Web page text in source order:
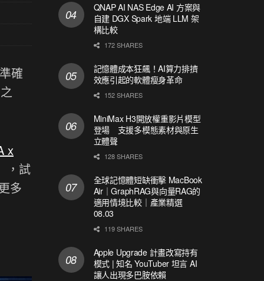
確
x
，試
多
QNAP AI NAS Edge AI 方案與
自建 DGX Spark 地端 LLM 架
構比較
172 SHARES
記憶體成本狂飆！AI算力排擠
效應引起的軟體瘦身革命
152 SHARES
MiniMax H3開放權重影片模型
登場 支援多模態素材與原生
立體聲
128 SHARES
全球記憶體短缺衝擊 MacBook
Air｜GraphRAG與向量RAG的
適用情境比較｜產業精選
08.03
119 SHARES
Apple Upgrade 計畫改寫持有
模式 | 知名 YouTuber 坦言 AI
讓人出現多巴胺依賴